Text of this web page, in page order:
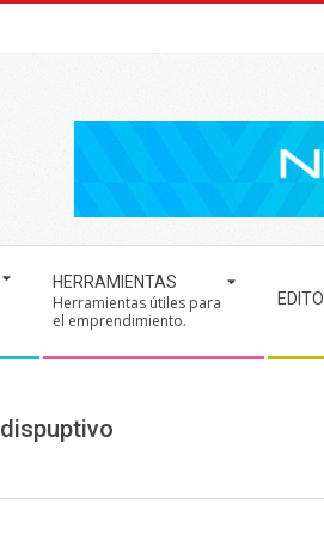
HERRAMIENTAS
Herramientas útiles para
el emprendimiento.
dispuptivo